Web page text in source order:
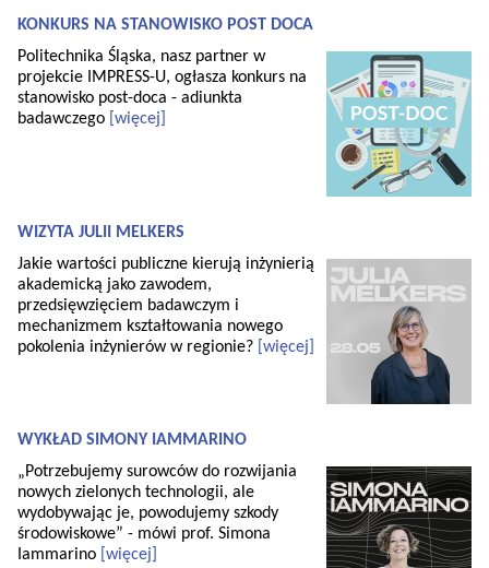
KONKURS NA STANOWISKO POST DOCA
Politechnika Śląska, nasz partner w
projekcie IMPRESS-U, ogłasza konkurs na
stanowisko post-doca - adiunkta
badawczego [więcej]
WIZYTA JULII MELKERS
Jakie wartości publiczne kierują inżynierią
akademicką jako zawodem,
przedsięwzięciem badawczym i
mechanizmem kształtowania nowego
pokolenia inżynierów w regionie? [więcej]
WYKŁAD SIMONY IAMMARINO
„Potrzebujemy surowców do rozwijania
nowych zielonych technologii, ale
wydobywając je, powodujemy szkody
środowiskowe” - mówi prof. Simona
Iammarino [więcej]